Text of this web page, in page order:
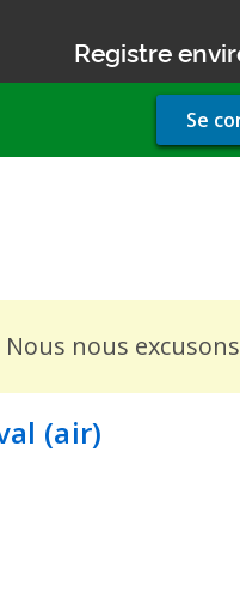
Registre
User
account
Se
nous
(air)